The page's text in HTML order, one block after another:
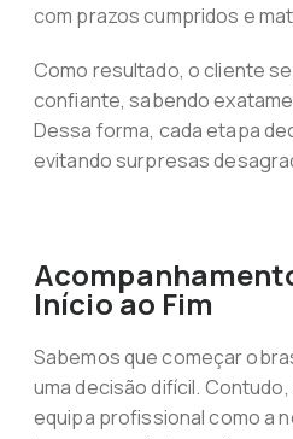
com prazos cumpridos e
Como resultado, o cliente
confiante, sabendo
Dessa forma, cada etapa
evitando surpresas
Início ao Fim
Sabemos que começar
uma decisão difícil.
equipa profissional como a